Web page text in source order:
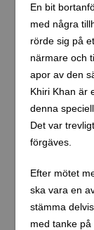
En bit
med några
rörde sig på
närmare och
apor av den
Khiri Khan är
denna
Det var
förgäves.
Efter mötet
ska vara en
stämma
med tanke